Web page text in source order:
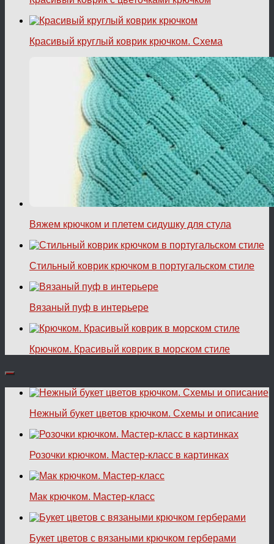
Красивый круглый коврик крючком. Схема
Вяжем крючком и плетем сидушку для стула
Стильный коврик крючком в португальском стиле
Вязаный пуф в интерьере
Крючком. Красивый коврик в морском стиле
Нежный букет цветов крючком. Схемы и описание
Розочки крючком. Мастер-класс в картинках
Мак крючком. Мастер-класс
Букет цветов с вязаными крючком герберами